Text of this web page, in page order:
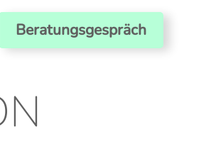
Beratungsgespräch